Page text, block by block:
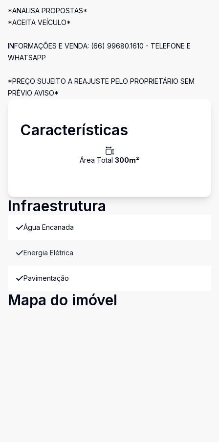
*ANALISA PROPOSTAS*
*ACEITA VEÍCULO*
INFORMAÇÕES E VENDA: (66) 99680.1610 - TELEFONE E
WHATSAPP
*PREÇO SUJEITO A REAJUSTE PELO PROPRIETÁRIO SEM
PRÉVIO AVISO*
Características
Área Total 300m²
Infraestrutura
Água Encanada
Energia Elétrica
Pavimentação
Mapa do imóvel